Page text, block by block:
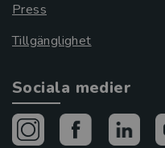
Press
Tillgänglighet
Sociala medier